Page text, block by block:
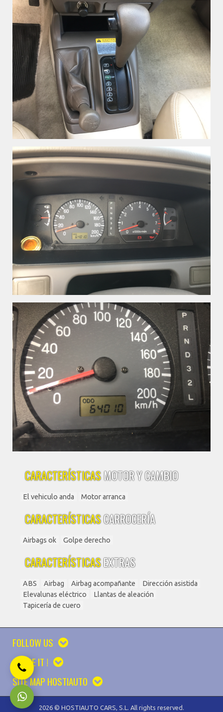
CARACTERÍSTICASMOTOR Y CAMBIO
El vehiculo anda Motor arranca
CARACTERÍSTICASCARROCERÍA
Airbags ok Golpe derecho
CARACTERÍSTICASEXTRAS
ABS Airbag Airbag acompañante
Dirección asistida
Elevalunas eléctrico
Llantas de aleación
Tapicería de cuero
FOLLOW US
SHARE IT !
SITE MAP HOSTIAUTO
2026 © HOSTIAUTO CARS, S.L. All rights reserved.